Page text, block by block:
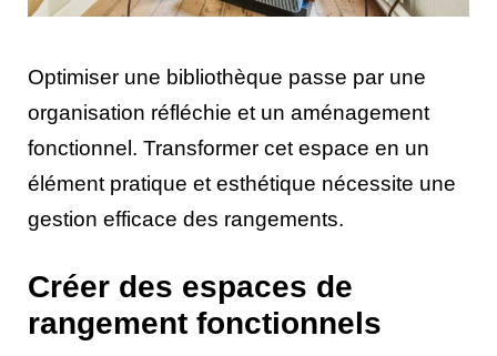
Optimiser une bibliothèque passe par une
organisation réfléchie et un aménagement
fonctionnel. Transformer cet espace en un
élément pratique et esthétique nécessite une
gestion efficace des rangements.
Créer des espaces de
rangement fonctionnels